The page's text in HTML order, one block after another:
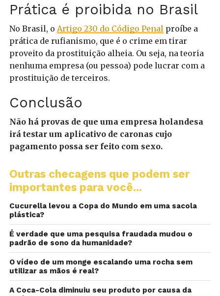
Prática é proibida no Brasil
No Brasil, o Artigo 230 do Código Penal proíbe a
prática de rufianismo, que é o crime em tirar
proveito da prostituição alheia. Ou seja, na teoria
nenhuma empresa (ou pessoa) pode lucrar com a
prostituição de terceiros.
Conclusão
Não há provas de que uma empresa holandesa
irá testar um aplicativo de caronas cujo
pagamento possa ser feito com sexo.
Outras checagens que podem ser
importantes para você...
Cucurella levou a Copa do Mundo em uma sacola
plástica?
É verdade que uma pesquisa fraudada mudou o
padrão de sono da humanidade?
O vídeo de um monge escalando uma rocha sem
utilizar as mãos é real?
A Coca-Cola diminuiu seu produto por causa da